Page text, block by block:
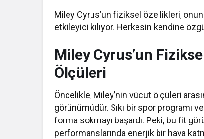
Miley Cyrus’un fiziksel özellikleri,
etkileyici kılıyor. Herkesin kendine
Miley Cyrus’un
Ölçüleri
Öncelikle, Miley’nin vücut ölçüleri
görünümüdür. Sıkı bir spor programı
forma sokmayı başardı. Peki, bu fit
performanslarında enerjik bir hava